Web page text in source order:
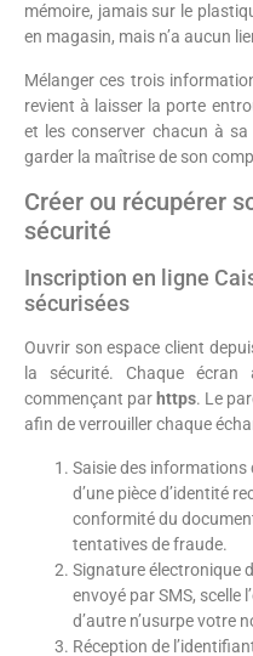
mémoire, jamais sur le
en magasin, mais n’a aucun
Mélanger ces trois
revient à laisser la porte
et les conserver chacun à
garder la maîtrise de son
Créer ou récupérer
sécurité
Inscription en ligne
sécurisées
Ouvrir son espace client
la sécurité. Chaque
commençant par https. Le
afin de verrouiller chaque
Saisie des informations
d’une pièce d’identité
conformité du
tentatives de fraude.
Signature électronique
envoyé par SMS, scelle
d’autre n’usurpe votre
Réception de